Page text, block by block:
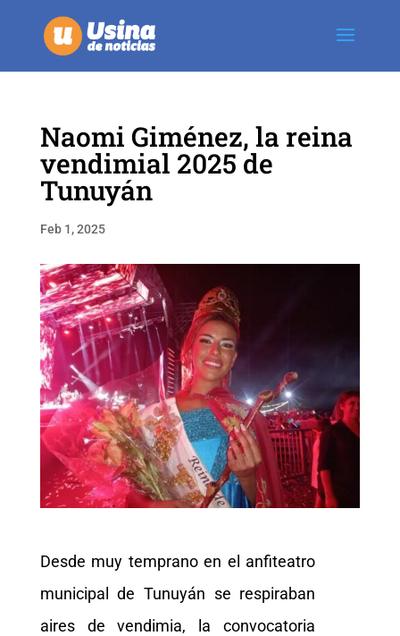
Naomi Giménez, la reina
vendimial 2025 de
Tunuyán
Feb 1, 2025
Desde muy temprano en el anfiteatro
municipal de Tunuyán se respiraban
aires de vendimia, la convocatoria